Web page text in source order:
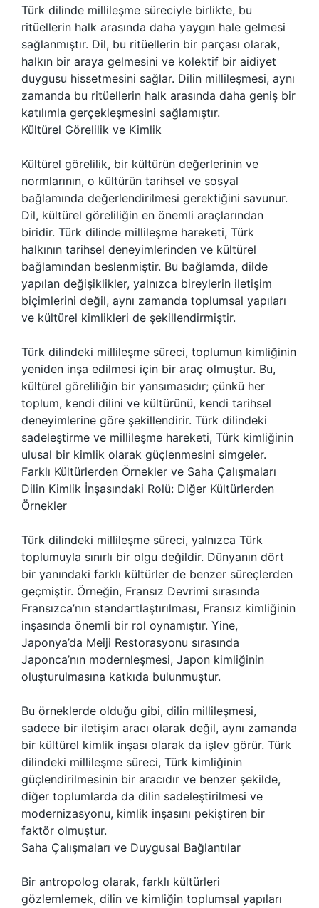
Türk dilinde millileşme süreciyle birlikte, bu
ritüellerin halk arasında daha yaygın hale gelmesi
sağlanmıştır. Dil, bu ritüellerin bir parçası olarak,
halkın bir araya gelmesini ve kolektif bir aidiyet
duygusu hissetmesini sağlar. Dilin millileşmesi, aynı
zamanda bu ritüellerin halk arasında daha geniş bir
katılımla gerçekleşmesini sağlamıştır.
Kültürel Görelilik ve Kimlik
Kültürel görelilik, bir kültürün değerlerinin ve
normlarının, o kültürün tarihsel ve sosyal
bağlamında değerlendirilmesi gerektiğini savunur.
Dil, kültürel göreliliğin en önemli araçlarından
biridir. Türk dilinde millileşme hareketi, Türk
halkının tarihsel deneyimlerinden ve kültürel
bağlamından beslenmiştir. Bu bağlamda, dilde
yapılan değişiklikler, yalnızca bireylerin iletişim
biçimlerini değil, aynı zamanda toplumsal yapıları
ve kültürel kimlikleri de şekillendirmiştir.
Türk dilindeki millileşme süreci, toplumun kimliğinin
yeniden inşa edilmesi için bir araç olmuştur. Bu,
kültürel göreliliğin bir yansımasıdır; çünkü her
toplum, kendi dilini ve kültürünü, kendi tarihsel
deneyimlerine göre şekillendirir. Türk dilindeki
sadeleştirme ve millileşme hareketi, Türk kimliğinin
ulusal bir kimlik olarak güçlenmesini simgeler.
Farklı Kültürlerden Örnekler ve Saha Çalışmaları
Dilin Kimlik İnşasındaki Rolü: Diğer Kültürlerden
Örnekler
Türk dilindeki millileşme süreci, yalnızca Türk
toplumuyla sınırlı bir olgu değildir. Dünyanın dört
bir yanındaki farklı kültürler de benzer süreçlerden
geçmiştir. Örneğin, Fransız Devrimi sırasında
Fransızca’nın standartlaştırılması, Fransız kimliğinin
inşasında önemli bir rol oynamıştır. Yine,
Japonya’da Meiji Restorasyonu sırasında
Japonca’nın modernleşmesi, Japon kimliğinin
oluşturulmasına katkıda bulunmuştur.
Bu örneklerde olduğu gibi, dilin millileşmesi,
sadece bir iletişim aracı olarak değil, aynı zamanda
bir kültürel kimlik inşası olarak da işlev görür. Türk
dilindeki millileşme süreci, Türk kimliğinin
güçlendirilmesinin bir aracıdır ve benzer şekilde,
diğer toplumlarda da dilin sadeleştirilmesi ve
modernizasyonu, kimlik inşasını pekiştiren bir
faktör olmuştur.
Saha Çalışmaları ve Duygusal Bağlantılar
Bir antropolog olarak, farklı kültürleri
gözlemlemek, dilin ve kimliğin toplumsal yapıları